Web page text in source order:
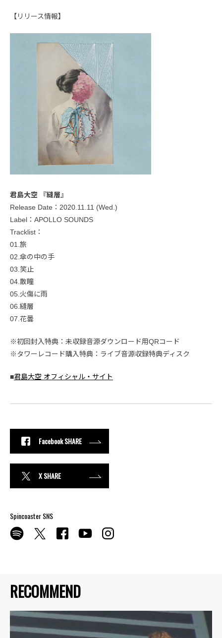
RECOMMEND
【リリース情報】
君島大空 『縫層』
Release Date：2020.11.11 (Wed.)
Label：APOLLO SOUNDS
Tracklist：
01.旅
02.傘の中の手
03.笑止
04.散瞳
05.火傷に雨
06.縫層
07.花曇
※初回封入特典：未収録音源ダウンロード用QRコード
※タワーレコード購入特典：ライブ音源収録特典ディスク
■君島大空 オフィシャル・サイト
Facebook SHARE
X SHARE
Spincoaster SNS